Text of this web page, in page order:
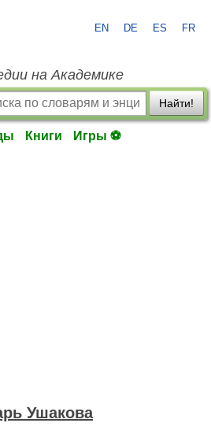
EN DE ES FR
на Академике
Найти!
Книги Игры ⚽
Ушакова